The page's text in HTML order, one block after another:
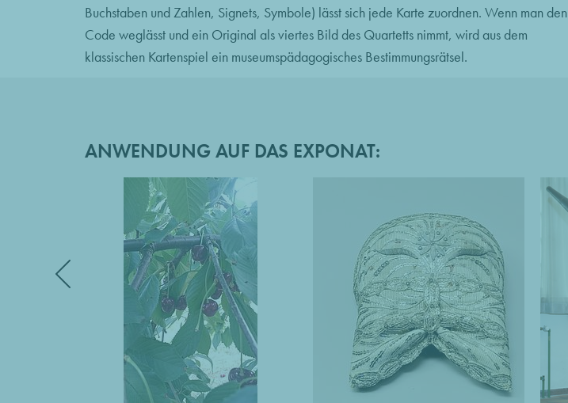
Buchstaben und Zahlen, Signets, Symbole) lässt sich jede Karte zuordnen. Wenn man den
Code weglässt und ein Original als viertes Bild des Quartetts nimmt, wird aus dem
klassischen Kartenspiel ein museumspädagogisches Bestimmungsrätsel.
ANWENDUNG AUF DAS EXPONAT: